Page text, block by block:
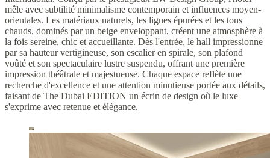
mêle avec subtilité minimalisme contemporain et influences moyen-
orientales. Les matériaux naturels, les lignes épurées et les tons
chauds, dominés par un beige enveloppant, créent une atmosphère à
la fois sereine, chic et accueillante. Dès l'entrée, le hall impressionne
par sa hauteur vertigineuse, son escalier en spirale, son plafond
voûté et son spectaculaire lustre suspendu, offrant une première
impression théâtrale et majestueuse. Chaque espace reflète une
recherche d'excellence et une attention minutieuse portée aux détails,
faisant de The Dubai EDITION un écrin de design où le luxe
s'exprime avec retenue et élégance.